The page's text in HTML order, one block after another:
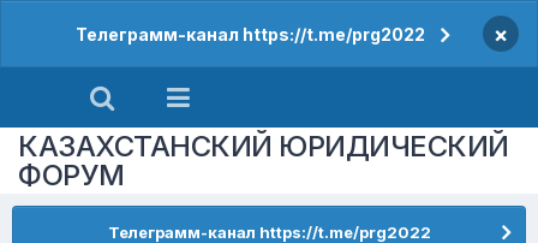
Телеграмм-канал https://t.me/prg2022 ×
КАЗАХСТАНСКИЙ ЮРИДИЧЕСКИЙ
ФОРУМ
Телеграмм-канал https://t.me/prg2022